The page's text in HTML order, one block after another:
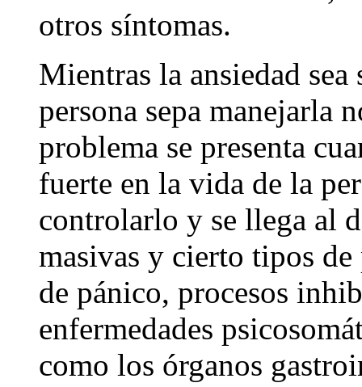
otros síntomas.
Mientras la ansiedad
persona sepa manejarla
problema se presenta
fuerte en la vida de la
controlarlo y se llega al
masivas y cierto tipos
de pánico, procesos
enfermedades
como los órganos